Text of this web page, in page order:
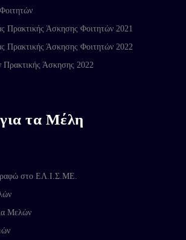
Πρακτικής Άσκησης Φοιτητών 2021
Πρακτικής Άσκησης Φοιτητών 2022
Πρακτικής Άσκησης 2022
τα Μέλη
στο ΕΛ.Ι.Σ.ΜΕ.
Μελών